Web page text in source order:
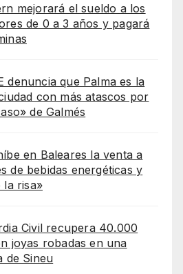
mejorará el sueldo a los
de 0 a 3 años y pagará
denuncia que Palma es la
con más atascos por
de Galmés
en Baleares la venta a
de bebidas energéticas y
la risa»
Civil recupera 40.000
joyas robadas en una
de Sineu